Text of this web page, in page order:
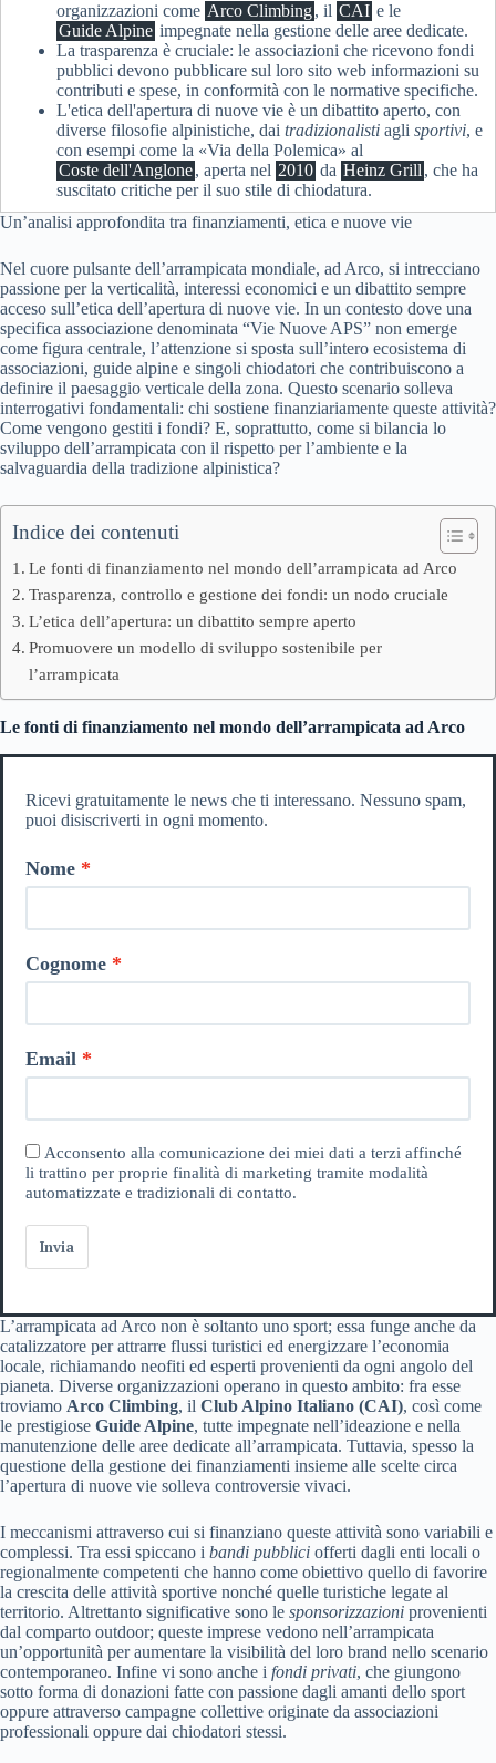
organizzazioni come Arco Climbing, il CAI e le
Guide Alpine impegnate nella gestione delle aree dedicate.
La trasparenza è cruciale: le associazioni che ricevono fondi
pubblici devono pubblicare sul loro sito web informazioni su
contributi e spese, in conformità con le normative specifiche.
L'etica dell'apertura di nuove vie è un dibattito aperto, con
diverse filosofie alpinistiche, dai tradizionalisti agli sportivi, e
con esempi come la «Via della Polemica» al
Coste dell'Anglone, aperta nel 2010 da Heinz Grill , che ha
suscitato critiche per il suo stile di chiodatura.
Un’analisi approfondita tra finanziamenti, etica e nuove vie
Nel cuore pulsante dell’arrampicata mondiale, ad Arco, si intrecciano
passione per la verticalità, interessi economici e un dibattito sempre
acceso sull’etica dell’apertura di nuove vie. In un contesto dove una
specifica associazione denominata “Vie Nuove APS” non emerge
come figura centrale, l’attenzione si sposta sull’intero ecosistema di
associazioni, guide alpine e singoli chiodatori che contribuiscono a
definire il paesaggio verticale della zona. Questo scenario solleva
interrogativi fondamentali: chi sostiene finanziariamente queste attività?
Come vengono gestiti i fondi? E, soprattutto, come si bilancia lo
sviluppo dell’arrampicata con il rispetto per l’ambiente e la
salvaguardia della tradizione alpinistica?
Indice dei contenuti
Le fonti di finanziamento nel mondo dell’arrampicata ad Arco
Trasparenza, controllo e gestione dei fondi: un nodo cruciale
L’etica dell’apertura: un dibattito sempre aperto
Promuovere un modello di sviluppo sostenibile per
l’arrampicata
Le fonti di finanziamento nel mondo dell’arrampicata ad Arco
Ricevi gratuitamente le news che ti interessano. Nessuno spam,
puoi disiscriverti in ogni momento.
Nome
Cognome
Email
Acconsento alla comunicazione dei miei dati a terzi affinché
li trattino per proprie finalità di marketing tramite modalità
automatizzate e tradizionali di contatto.
Invia
L’arrampicata ad Arco non è soltanto uno sport; essa funge anche da
catalizzatore per attrarre flussi turistici ed energizzare l’economia
locale, richiamando neofiti ed esperti provenienti da ogni angolo del
pianeta. Diverse organizzazioni operano in questo ambito: fra esse
troviamo Arco Climbing, il Club Alpino Italiano (CAI), così come
le prestigiose Guide Alpine, tutte impegnate nell’ideazione e nella
manutenzione delle aree dedicate all’arrampicata. Tuttavia, spesso la
questione della gestione dei finanziamenti insieme alle scelte circa
l’apertura di nuove vie solleva controversie vivaci.
I meccanismi attraverso cui si finanziano queste attività sono variabili e
complessi. Tra essi spiccano i bandi pubblici offerti dagli enti locali o
regionalmente competenti che hanno come obiettivo quello di favorire
la crescita delle attività sportive nonché quelle turistiche legate al
territorio. Altrettanto significative sono le sponsorizzazioni provenienti
dal comparto outdoor; queste imprese vedono nell’arrampicata
un’opportunità per aumentare la visibilità del loro brand nello scenario
contemporaneo. Infine vi sono anche i fondi privati, che giungono
sotto forma di donazioni fatte con passione dagli amanti dello sport
oppure attraverso campagne collettive originate da associazioni
professionali oppure dai chiodatori stessi.